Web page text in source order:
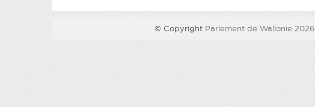
© Copyright Parlement de Wallonie 2026